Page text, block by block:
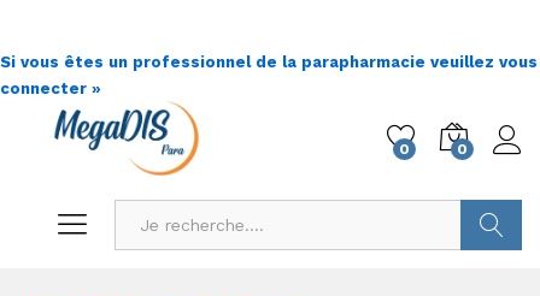
Si vous êtes un professionnel de la parapharmacie veuillez vous
connecter »
0 0